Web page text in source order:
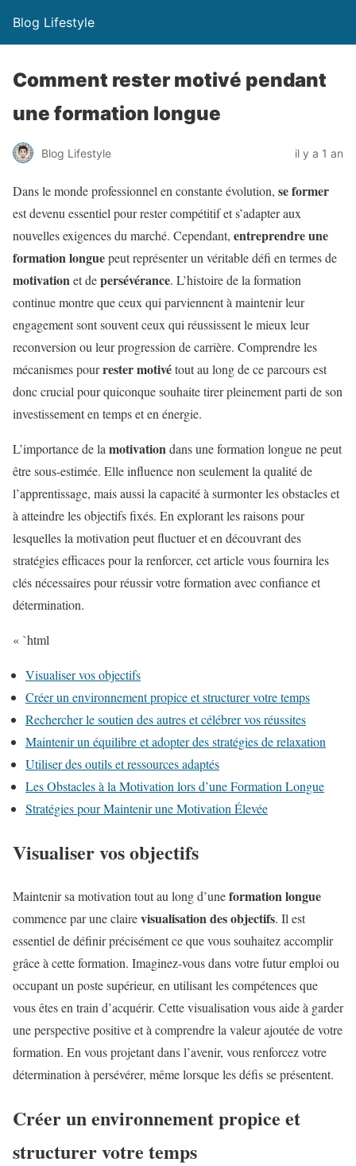
Blog Lifestyle
Comment rester motivé pendant
une formation longue
Blog Lifestyle il y a 1 an
Dans le monde professionnel en constante évolution, se former
est devenu essentiel pour rester compétitif et s’adapter aux
nouvelles exigences du marché. Cependant, entreprendre une
formation longuepeut représenter un véritable défi en termes de
motivationet depersévérance. L’histoire de la formation
continue montre que ceux qui parviennent à maintenir leur
engagement sont souvent ceux qui réussissent le mieux leur
reconversion ou leur progression de carrière. Comprendre les
mécanismes pourrester motivétout au long de ce parcours est
donc crucial pour quiconque souhaite tirer pleinement parti de son
investissement en temps et en énergie.
L’importance de la motivationdans une formation longue ne peut
être sous-estimée. Elle influence non seulement la qualité de
l’apprentissage, mais aussi la capacité à surmonter les obstacles et
à atteindre les objectifs fixés. En explorant les raisons pour
lesquelles la motivation peut fluctuer et en découvrant des
stratégies efficaces pour la renforcer, cet article vous fournira les
clés nécessaires pour réussir votre formation avec confiance et
détermination.
« `html
Visualiser vos objectifs
Créer un environnement propice et structurer votre temps
Rechercher le soutien des autres et célébrer vos réussites
Maintenir un équilibre et adopter des stratégies de relaxation
Utiliser des outils et ressources adaptés
Les Obstacles à la Motivation lors d’une Formation Longue
Stratégies pour Maintenir une Motivation Élevée
Visualiser vos objectifs
Maintenir sa motivation tout au long d’uneformation longue
commence par une clairevisualisation des objectifs. Il est
essentiel de définir précisément ce que vous souhaitez accomplir
grâce à cette formation. Imaginez-vous dans votre futur emploi ou
occupant un poste supérieur, en utilisant les compétences que
vous êtes en train d’acquérir. Cette visualisation vous aide à garder
une perspective positive et à comprendre la valeur ajoutée de votre
formation. En vous projetant dans l’avenir, vous renforcez votre
détermination à persévérer, même lorsque les défis se présentent.
Créer un environnement propice et
structurer votre temps